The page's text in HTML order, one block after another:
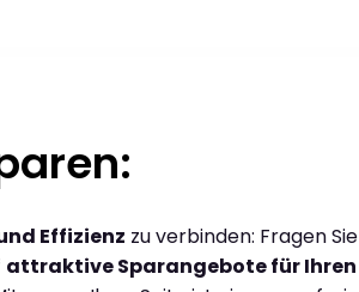
Effizienz zu verbinden: Fragen Sie
attraktive Sparangebote für Ihren